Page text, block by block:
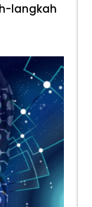
langkah